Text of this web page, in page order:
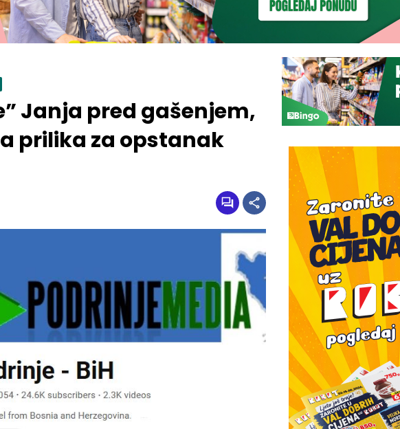
Janja pred gašenjem,
prilika za opstanak